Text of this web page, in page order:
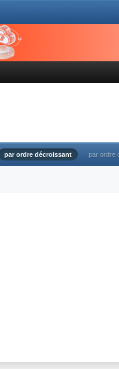
par ordre décroissant par ordre